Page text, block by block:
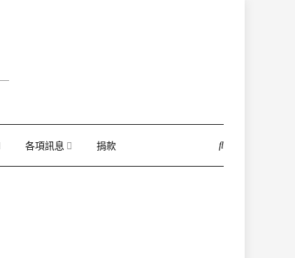
各項訊息 捐款